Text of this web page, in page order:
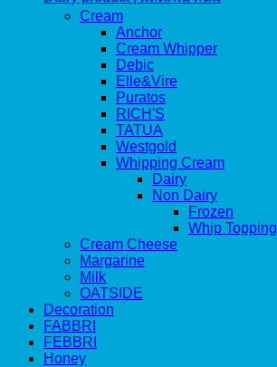
Cream
Anchor
Cream Whipper
Debic
Elle&Vire
Puratos
RICH'S
TATUA
Westgold
Whipping Cream
Dairy
Non Dairy
Frozen
Whip Topping
Cream Cheese
Margarine
Milk
OATSIDE
Decoration
FABBRI
FEBBRI
Honey